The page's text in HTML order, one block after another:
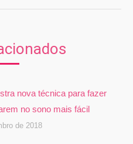
nova técnica para fazer
no sono mais fácil
de 2018